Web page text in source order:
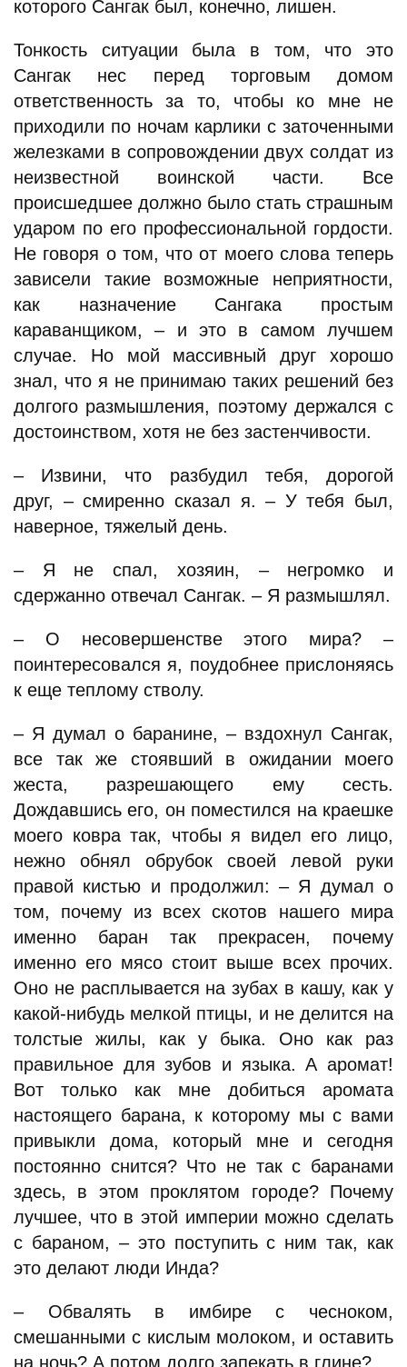
которого Сангак был, конечно, лишен.
Тонкость ситуации была в том, что это
Сангак нес перед торговым домом
ответственность за то, чтобы ко мне не
приходили по ночам карлики с заточенными
железками в сопровождении двух солдат из
неизвестной воинской части. Все
происшедшее должно было стать страшным
ударом по его профессиональной гордости.
Не говоря о том, что от моего слова теперь
зависели такие возможные неприятности,
как назначение Сангака простым
караванщиком, – и это в самом лучшем
случае. Но мой массивный друг хорошо
знал, что я не принимаю таких решений без
долгого размышления, поэтому держался с
достоинством, хотя не без застенчивости.
– Извини, что разбудил тебя, дорогой
друг, – смиренно сказал я. – У тебя был,
наверное, тяжелый день.
– Я не спал, хозяин, – негромко и
сдержанно отвечал Сангак. – Я размышлял.
– О несовершенстве этого мира? –
поинтересовался я, поудобнее прислоняясь
к еще теплому стволу.
– Я думал о баранине, – вздохнул Сангак,
все так же стоявший в ожидании моего
жеста, разрешающего ему сесть.
Дождавшись его, он поместился на краешке
моего ковра так, чтобы я видел его лицо,
нежно обнял обрубок своей левой руки
правой кистью и продолжил: – Я думал о
том, почему из всех скотов нашего мира
именно баран так прекрасен, почему
именно его мясо стоит выше всех прочих.
Оно не расплывается на зубах в кашу, как у
какой-нибудь мелкой птицы, и не делится на
толстые жилы, как у быка. Оно как раз
правильное для зубов и языка. А аромат!
Вот только как мне добиться аромата
настоящего барана, к которому мы с вами
привыкли дома, который мне и сегодня
постоянно снится? Что не так с баранами
здесь, в этом проклятом городе? Почему
лучшее, что в этой империи можно сделать
с бараном, – это поступить с ним так, как
это делают люди Инда?
– Обвалять в имбире с чесноком,
смешанными с кислым молоком, и оставить
на ночь? А потом долго запекать в глине?